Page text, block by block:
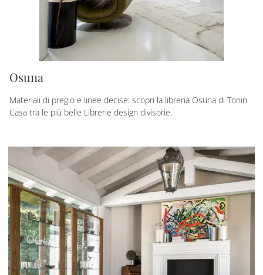
Osuna
Materiali di pregio e linee decise: scopri la libreria Osuna di Tonin
Casa tra le più belle Librerie design divisorie.